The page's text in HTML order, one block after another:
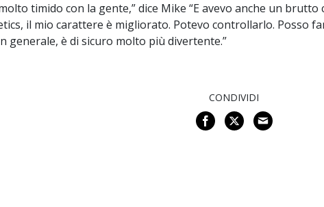
timido con la gente,” dice Mike “E avevo anche un
il mio carattere è migliorato. Potevo controllarlo. Posso
generale, è di sicuro molto più divertente.”
CONDIVIDI